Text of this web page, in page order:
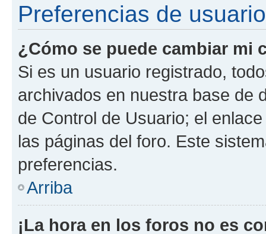
Preferencias de
¿Cómo se puede cambiar mi
Si es un usuario registrado,
archivados en nuestra base de
de Control de Usuario; el
las páginas del foro. Este
preferencias.
Arriba
¡La hora en los foros no es